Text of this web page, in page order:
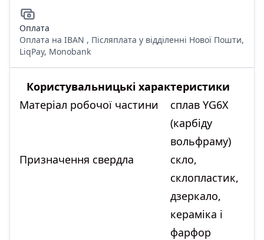
Оплата
Оплата на IBAN , Післяплата у відділенні Нової Пошти,
LiqPay, Monobank
Користувальницькі характеристики
Матеріал робочої частини
сплав YG6X
(карбіду
вольфраму)
Призначення свердла
скло,
склопластик,
дзеркало,
кераміка і
фарфор